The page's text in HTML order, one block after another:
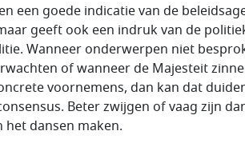
een goede indicatie van de
geeft ook een indruk van de
Wanneer onderwerpen niet
of wanneer de Majesteit
voornemens, dan kan dat
Beter zwijgen of vaag zijn
het dansen maken.